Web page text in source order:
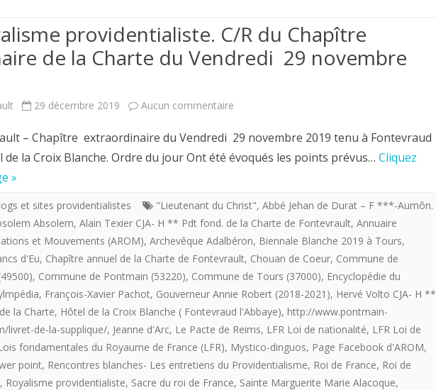
inspecté
du
château
de
Versailles.
est
en
providentialiste. C/R du Chapître
de la Charte du Vendredi 29 novembre
29 décembre 2019 Aucun commentaire
le
providentialiste.
C/R
du
Chapître
extraordinaire
de
la
Charte
– Chapître extraordinaire du Vendredi 29 novembre 2019 tenu à Fontevraud
de la Croix Blanche. Ordre du jour Ont été évoqués les points prévus… Cliquez
»
et sites providentialistes "Lieutenant du Christ", Abbé Jehan de Durat – F ***-Aumôn.
Absolem, Alain Texier CJA- H ** Pdt fond. de la Charte de Fontevrault, Annuaire
et Mouvements (AROM), Archevêque Adalbéron, Biennale Blanche 2019 à Tours,
d'Eu, Chapître annuel de la Charte de Fontevrault, Chouan de Coeur, Commune de
, Commune de Pontmain (53220), Commune de Tours (37000), Encyclopédie du
, François-Xavier Pachot, Gouverneur Annie Robert (2018-2021), Hervé Volto CJA- H **
la Charte, Hôtel de la Croix Blanche ( Fontevraud l'Abbaye), http://www.pontmain-
livret-de-la-supplique/, Jeanne d'Arc, Le Pacte de Reims, LFR Loi de nationalité, LFR Loi de
fondamentales du Royaume de France (LFR), Mystico-dinguos, Page Facebook d'AROM,
point, Rencontres blanches- Les entretiens du Providentialisme, Roi de France, Roi de
, Royalisme providentialiste, Sacre du roi de France, Sainte Marguerite Marie Alacoque,